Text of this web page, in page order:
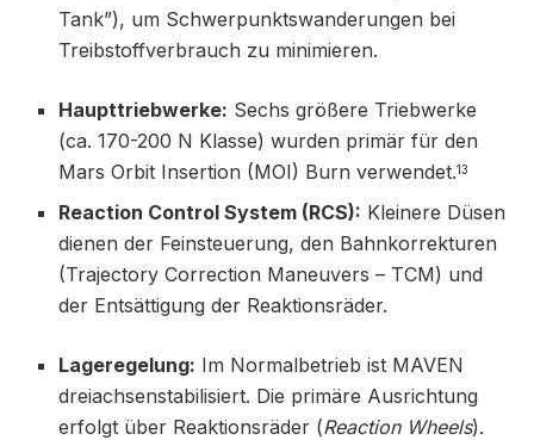
Tank”), um Schwerpunktswanderungen bei
Treibstoffverbrauch zu minimieren.
Haupttriebwerke: Sechs größere Triebwerke
(ca. 170-200 N Klasse) wurden primär für den
Mars Orbit Insertion (MOI) Burn verwendet.13
Reaction Control System (RCS): Kleinere Düsen
dienen der Feinsteuerung, den Bahnkorrekturen
(Trajectory Correction Maneuvers – TCM) und
der Entsättigung der Reaktionsräder.
Lageregelung: Im Normalbetrieb ist MAVEN
dreiachsenstabilisiert. Die primäre Ausrichtung
erfolgt über Reaktionsräder (Reaction Wheels).